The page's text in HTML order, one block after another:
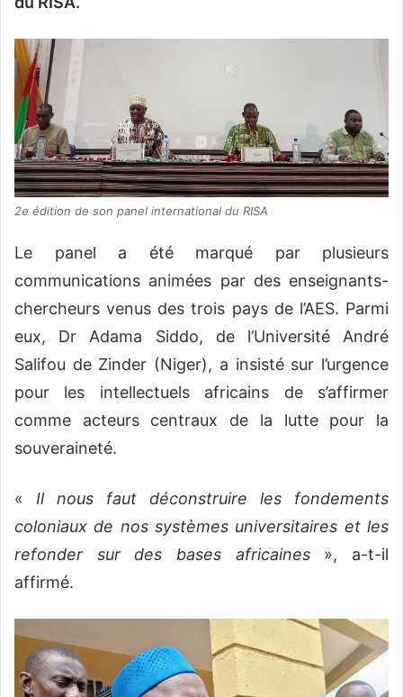
2e édition de son panel international du RISA
Le panel a été marqué par plusieurs
communications animées par des enseignants-
chercheurs venus des trois pays de l’AES. Parmi
eux, Dr Adama Siddo, de l’Université André
Salifou de Zinder (Niger), a insisté sur l’urgence
pour les intellectuels africains de s’affirmer
comme acteurs centraux de la lutte pour la
souveraineté.
« Il nous faut déconstruire les fondements
coloniaux de nos systèmes universitaires et les
refonder sur des bases africaines», a-t-il
affirmé.